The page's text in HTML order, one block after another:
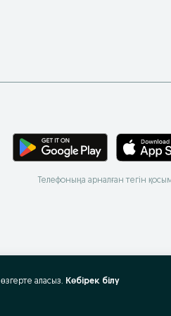
Телефоныңа арналған тегін
аласыз. Көбірек білу